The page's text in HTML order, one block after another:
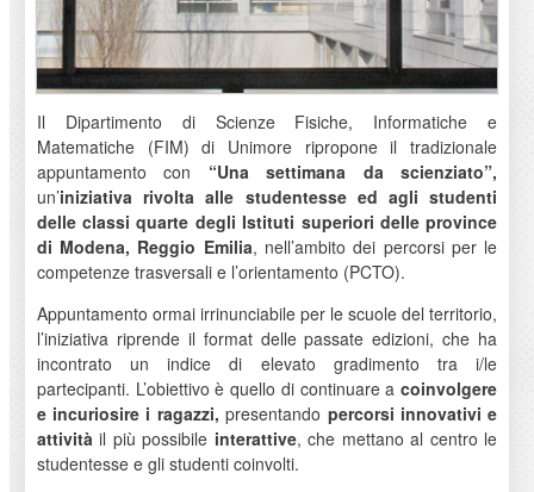
Il Dipartimento di Scienze Fisiche, Informatiche e
Matematiche (FIM) di Unimore ripropone il tradizionale
appuntamento con “Una settimana da scienziato”,
un’iniziativa rivolta alle studentesse ed agli studenti
delle classi quarte degli Istituti superiori delle province
di Modena, Reggio Emilia, nell’ambito dei percorsi per le
competenze trasversali e l’orientamento (PCTO).
Appuntamento ormai irrinunciabile per le scuole del territorio,
l’iniziativa riprende il format delle passate edizioni, che ha
incontrato un indice di elevato gradimento tra i/le
partecipanti. L’obiettivo è quello di continuare acoinvolgere
e incuriosire i ragazzi,presentando percorsi innovativi e
attivitàil più possibile interattive, che mettano al centro le
studentesse e gli studenti coinvolti.